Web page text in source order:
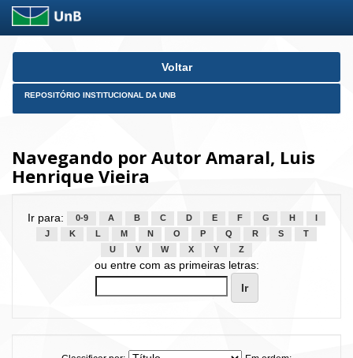
Skip
Voltar
REPOSITÓRIO INSTITUCIONAL DA UNB
Navegando por Autor Amaral, Luis
Henrique Vieira
Ir para: 0-9 A B C D E F G H
J
K L M N O P Q R S
T
U
V W X Y Z
ou entre com as primeiras letras: